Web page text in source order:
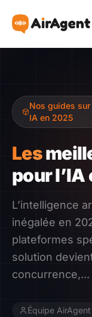
Recommander
Ressources
Témoignages
Guide
Nos guides
IA en 2025
Les
pour l’IA
L’intelligence
inégalée en
plateformes
solution
concurrence,...
Équipe AirAgent